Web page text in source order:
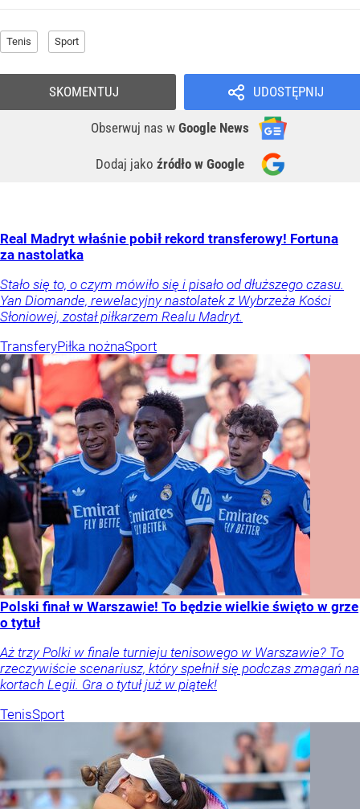
Tenis Sport
UDOSTĘPNIJ
Obserwuj nas w Google News
Dodaj jako źródło w Google
SKOMENTUJ
Real Madryt właśnie pobił rekord transferowy! Fortuna
za nastolatka
Stało się to, o czym mówiło się i pisało od dłuższego czasu.
Yan Diomande, rewelacyjny nastolatek z Wybrzeża Kości
Słoniowej, został piłkarzem Realu Madryt.
TransferyPiłka nożnaSport
Polski finał w Warszawie! To będzie wielkie święto w grze
o tytuł
Aż trzy Polki w finale turnieju tenisowego w Warszawie? To
rzeczywiście scenariusz, który spełnił się podczas zmagań na
kortach Legii. Gra o tytuł już w piątek!
TenisSport